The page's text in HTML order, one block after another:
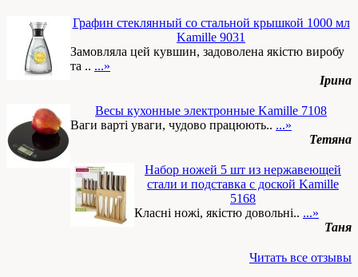
Графин стеклянный со стальной крышкой 1000 мл
Kamille 9031
Замовляла цей кувшин, задоволена якістю виробу
та .. ...»
Ірина
Весы кухонные электронные Kamille 7108
Ваги варті уваги, чудово працюють.. ...»
Тетяна
Набор ножей 5 шт из нержавеющей
стали и подставка с доской Kamille
5168
Класні ножі, якістю довольні.. ...»
Таня
Читать все отзывы